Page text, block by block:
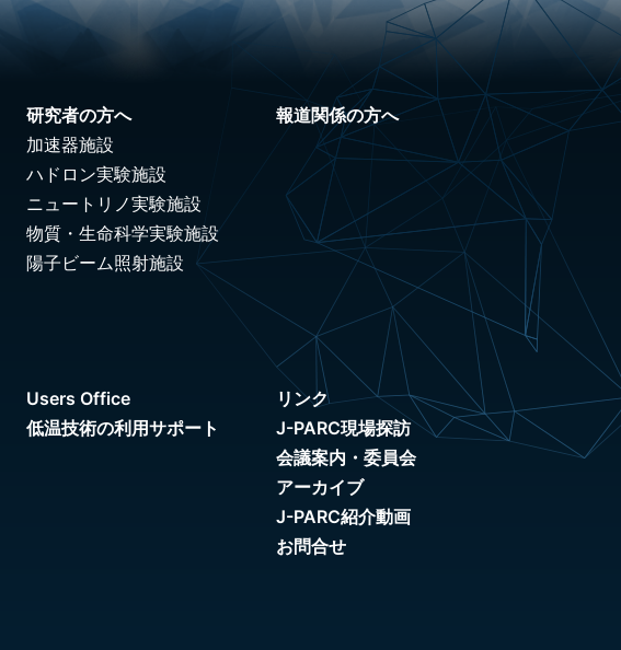
研究者の方へ
加速器施設
ハドロン実験施設
ニュートリノ実験施設
物質・生命科学実験施設
陽子ビーム照射施設
報道関係の方へ
Users Office
低温技術の利用サポート
リンク
J-PARC現場探訪
会議案内・委員会
アーカイブ
J-PARC紹介動画
お問合せ